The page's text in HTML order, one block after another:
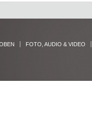
FOTO, AUDIO & VIDEO